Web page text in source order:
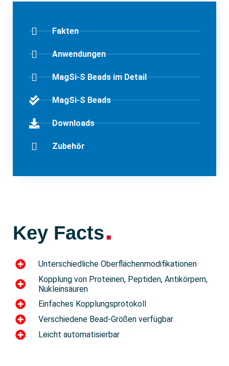
Fakten
Anwendungen
MagSi-S Beads im Detail
MagSi-S Beads
Downloads
Zubehör
Key Facts
.
Unterschiedliche Oberflächenmodifikationen
Kopplung von Proteinen, Peptiden, Antikörpern,
Nukleinsäuren
Einfaches Kopplungsprotokoll
Verschiedene Bead-Größen verfügbar
Leicht automatisierbar